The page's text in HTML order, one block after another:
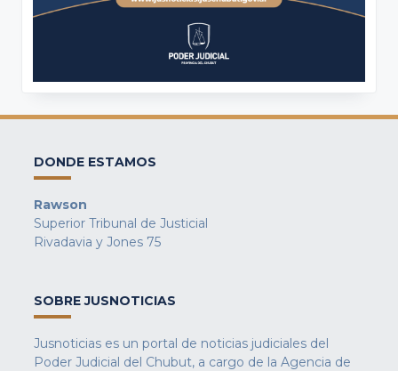
DONDE ESTAMOS
Rawson
Superior Tribunal de Justicial
Rivadavia y Jones 75
SOBRE JUSNOTICIAS
Jusnoticias es un portal de noticias judiciales del
Poder Judicial del Chubut, a cargo de la Agencia de